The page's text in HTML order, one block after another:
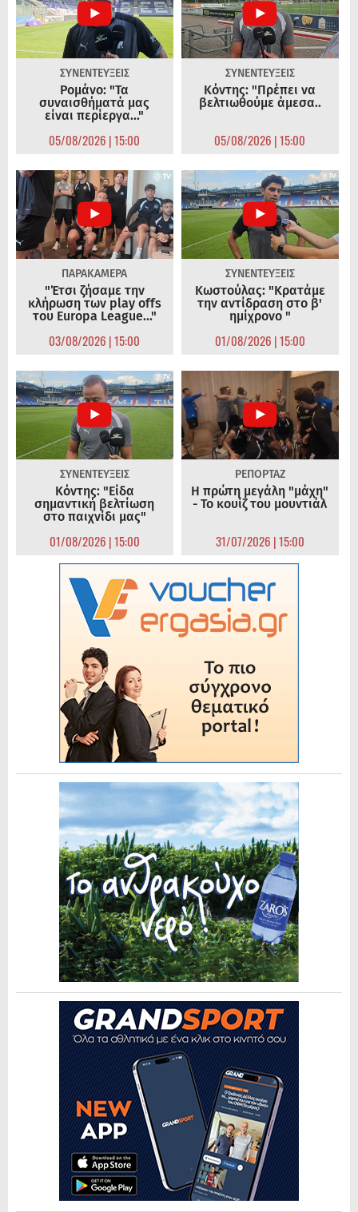
ΣΥΝΕΝΤΕΥΞΕΙΣ
Ρομάνο: "Τα
συναισθήματά μας
είναι περίεργα..."
05/08/2026 | 15:00
ΣΥΝΕΝΤΕΥΞΕΙΣ
Κόντης: "Πρέπει να
βελτιωθούμε άμεσα..
05/08/2026 | 15:00
ΠΑΡΑΚΑΜΕΡΑ
"Έτσι ζήσαμε την
κλήρωση των play offs
του Europa League..."
03/08/2026 | 15:00
ΣΥΝΕΝΤΕΥΞΕΙΣ
Κωστούλας: "Κρατάμε
την αντίδραση στο β'
ημίχρονο "
01/08/2026 | 15:00
ΣΥΝΕΝΤΕΥΞΕΙΣ
Κόντης: "Είδα
σημαντική βελτίωση
στο παιχνίδι μας"
01/08/2026 | 15:00
ΡΕΠΟΡΤΑΖ
Η πρώτη μεγάλη "μάχη"
- Το κουίζ του μουντιάλ
31/07/2026 | 15:00